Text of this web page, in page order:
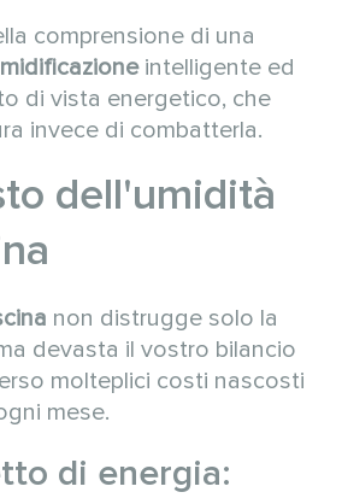
comprensione di una
intelligente ed
di vista energetico, che
invece di combatterla.
dell'umidità
non distrugge solo la
devasta il vostro bilancio
molteplici costi nascosti
mese.
di energia: